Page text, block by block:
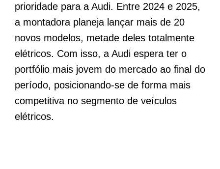
prioridade para a Audi. Entre 2024 e 2025,
a montadora planeja lançar mais de 20
novos modelos, metade deles totalmente
elétricos. Com isso, a Audi espera ter o
portfólio mais jovem do mercado ao final do
período, posicionando-se de forma mais
competitiva no segmento de veículos
elétricos.